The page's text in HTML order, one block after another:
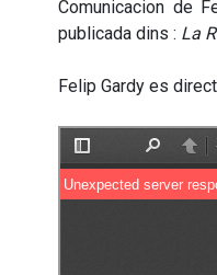
Comunicacion de
publicada dins : La
Felip Gardy es